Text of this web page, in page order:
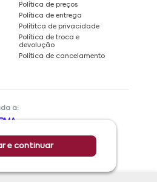
Aceitar e continuar
Política de preços
Política de entrega
Polítitca de privacidade
Política de troca e
devolução
Política de cancelamento
a: